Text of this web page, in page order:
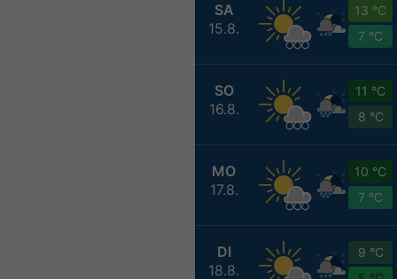
SA
15.8.
13 °C
7 °C
SO
16.8.
11 °C
8 °C
MO
17.8.
10 °C
7 °C
DI
18.8.
9 °C